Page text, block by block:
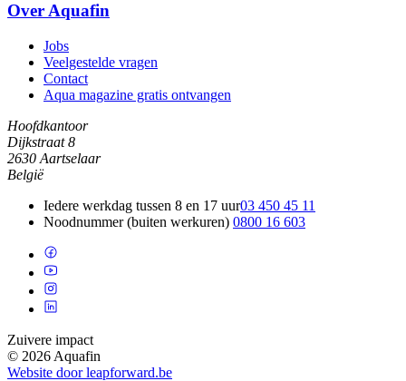
Over Aquafin
Jobs
Veelgestelde vragen
Contact
Aqua magazine gratis ontvangen
Hoofdkantoor
Dijkstraat 8
2630 Aartselaar
België
Iedere werkdag tussen 8 en 17 uur03 450 45 11
Noodnummer (buiten werkuren) 0800 16 603
Zuivere impact
© 2026 Aquafin
Website door leapforward.be